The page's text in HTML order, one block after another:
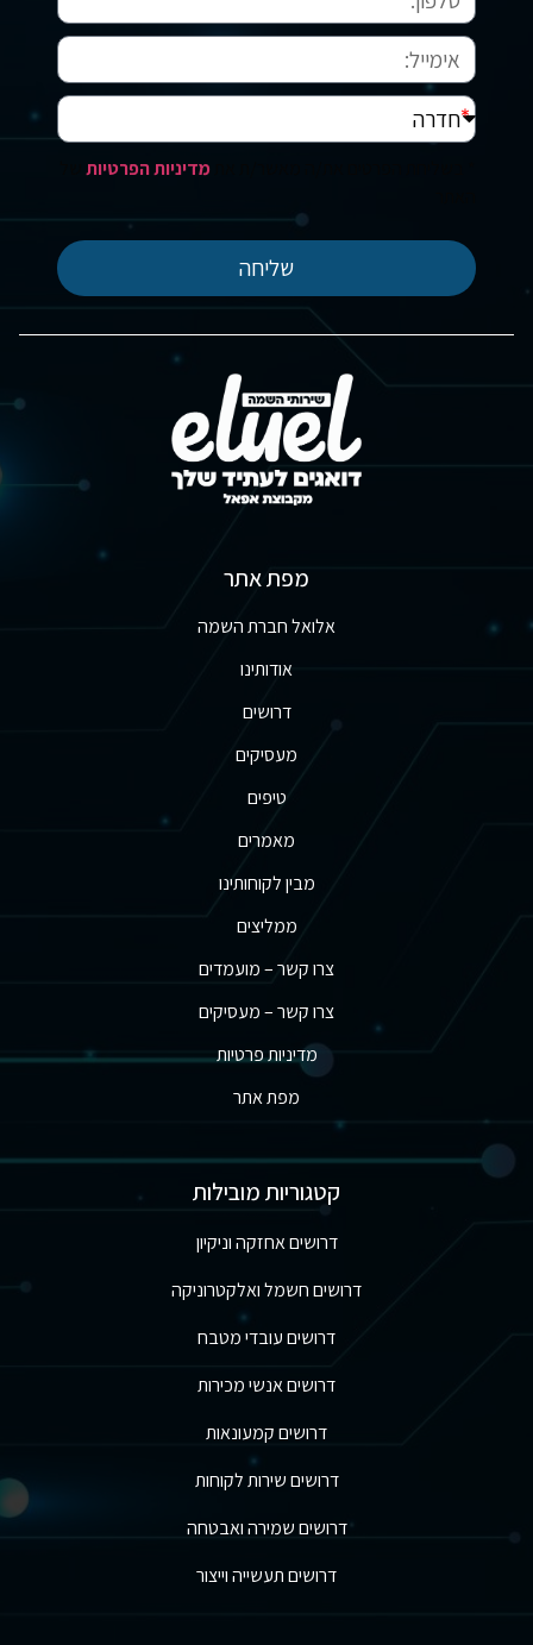
מדיניות הפרטיות
שליחה
מפת אתר
אלואל חברת השמה
אודותינו
דרושים
מעסיקים
טיפים
מאמרים
מבין לקוחותינו
ממליצים
צרו קשר – מועמדים
צרו קשר – מעסיקים
מדיניות פרטיות
מפת אתר
קטגוריות מובילות
דרושים אחזקה וניקיון
דרושים חשמל ואלקטרוניקה
דרושים עובדי מטבח
דרושים אנשי מכירות
דרושים קמעונאות
דרושים שירות לקוחות
דרושים שמירה ואבטחה
דרושים תעשייה וייצור